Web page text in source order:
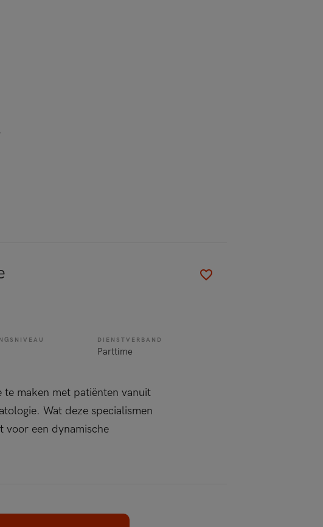
.
DIENSTVERBAND
Parttime
te maken met patiënten vanuit
Wat deze specialismen
voor een dynamische